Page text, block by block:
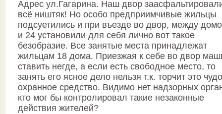
Адрес ул.Гагарина. Наш двор
всё ништяк! Но особо предприимчивые жильцы
подсуетились и при въезде во двор, между
и 24 установили для себя лично вот такое
безобразие. Все занятые места принадлежат
жильцам 18 дома. Приезжая к себе во двор
ставить негде, а если есть свободное место, то
занять его ясное дело нельзя т.к. торчит это чудо
охранное средство. Видимо нет надзорных
кто мог бы контролировал такие незаконные
действия жителей?